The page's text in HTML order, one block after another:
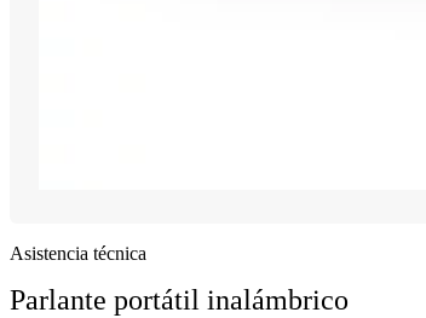
Asistencia técnica
Parlante portátil inalámbrico